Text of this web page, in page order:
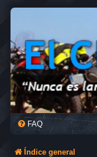
FAQ
Índice general